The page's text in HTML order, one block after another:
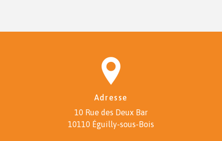
Adresse
10 Rue des Deux Bar
10110 Éguilly-sous-Bois